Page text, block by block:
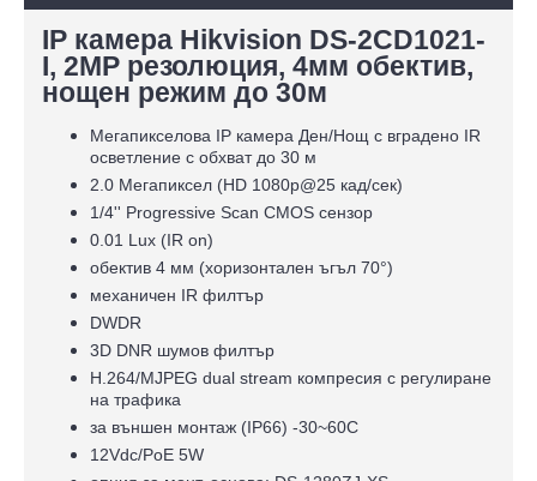
IP камера Hikvision DS-2CD1021-
I, 2MP резолюция, 4мм обектив,
нощен режим до 30м
Мегапикселова IP камера Ден/Нощ с вградено IR
осветление с обхват до 30 м
2.0 Мегапиксел (HD 1080p@25 кад/сек)
1/4'' Progressive Scan CMOS сензор
0.01 Lux (IR on)
обектив 4 мм (хоризонтален ъгъл 70°)
механичен IR филтър
DWDR
3D DNR шумов филтър
H.264/MJPEG dual stream компресия с регулиране
на трафика
за външен монтаж (IP66) -30~60C
12Vdc/PoE 5W